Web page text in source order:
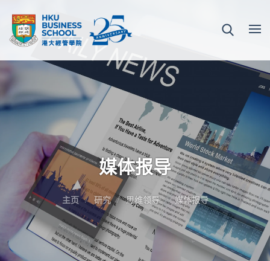
媒体报导
主页 研究 思维领导 媒体报导